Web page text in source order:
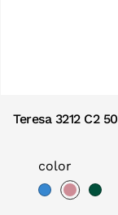
Teresa 3212 C2 50
color